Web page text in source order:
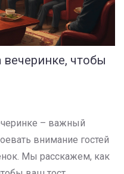
вечеринке, чтобы
– важный
внимание гостей
Мы расскажем, как